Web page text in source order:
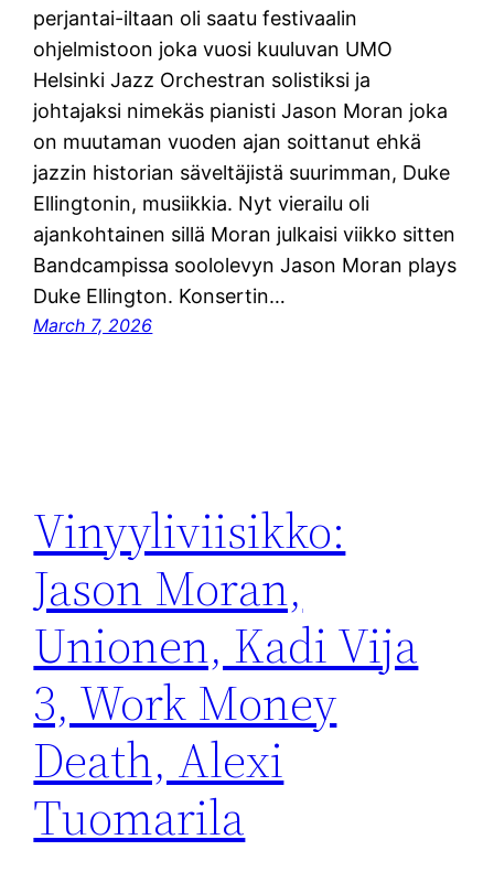
perjantai-iltaan oli saatu festivaalin
ohjelmistoon joka vuosi kuuluvan UMO
Helsinki Jazz Orchestran solistiksi ja
johtajaksi nimekäs pianisti Jason Moran joka
on muutaman vuoden ajan soittanut ehkä
jazzin historian säveltäjistä suurimman, Duke
Ellingtonin, musiikkia. Nyt vierailu oli
ajankohtainen sillä Moran julkaisi viikko sitten
Bandcampissa soololevyn Jason Moran plays
Duke Ellington. Konsertin…
March 7, 2026
Vinyyliviisikko:
Jason Moran,
Unionen, Kadi Vija
3, Work Money
Death, Alexi
Tuomarila